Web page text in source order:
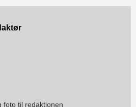
foto til redaktionen